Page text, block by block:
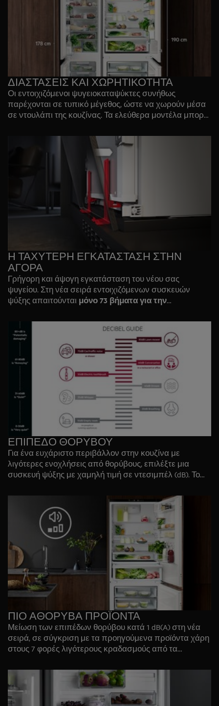
επάνω ή στο κάτω μέρος.
– κρύβεται πίσω από κάποιο ντουλάπι
για να ταιριάζει με το ντιζάιν της κουζίνας. Επιλέξτε
ψυγειοκαταψύκτη ή ξεχωριστή μονάδα ψυγείου και
κατάψυξης. Οι διαστάσεις μπορεί να ποικίλλουν.
ΔΙΑΣΤΑΣΕΙΣ ΚΑΙ ΧΩΡΗΤΙΚΟΤΗΤΑ
Οι εντοιχιζόμενοι ψυγειοκαταψύκτες συνήθως
παρέχονται σε τυπικό μέγεθος, ώστε να χωρούν μέσα
σε ντουλάπι της κουζίνας. Τα ελεύθερα μοντέλα μπορεί
ειδικά μεγέθη μας κυμαίνονται από60 έως 75 εκ. σε
έως 190 εκ. σε ύψος, όπως ο
ψυγειοκαταψύκτης MaxiSpace που παρέχει
περισσότερη χωρητικότητα
διαθέσιμες στις σελίδες προϊόντων μας.
Η ΤΑΧΥΤΕΡΗ ΕΓΚΑΤΑΣΤΑΣΗ ΣΤΗΝ
ΑΓΟΡΑ
Γρήγορη και άψογη εγκατάσταση του νέου σας
ψυγείου. Στη νέα σειρά εντοιχιζόμενων συσκευών
ψύξης απαιτούνται μόνο 73 βήματα για την
έχει μικρότερο πλάτος, για να διασφαλίζεται ότι το
ψυγείο μπορεί να εγκατασταθεί χωρίς να έρχεται σε
σύγκρουση με τη γύρω επίπλωση. Η νέα εντοιχιζόμενη
πλατφόρμα παρέχει εγγυημένη εγκατάσταση
ακριβείας, χωρίς να απαιτούνται μετρήσεις. Αυτό
οφείλεται στα παρεχόμενα πρότυπα με καθορισμένες
διαστάσεις που βοηθούν στην τοποθέτηση της
συσκευής με ακρίβεια, για εύκολη και γρήγορη
εγκατάσταση.
ΕΠΙΠΕΔΟ ΘΟΡΥΒΟΥ
Για ένα ευχάριστο περιβάλλον στην κουζίνα με
λιγότερες ενοχλήσεις από θορύβους, επιλέξτε μια
συσκευή ψύξης με χαμηλή τιμή σε ντεσιμπέλ (dB). Το
εξαρτάται από πολλούς παράγοντες, όπως το μέγεθος,
το βάρος, τους κραδασμούς, τους σωλήνες και τον
αεροσυμπιεστή, που μπορεί όλα να διαφέρουν από
μοντέλο σε μοντέλο. Η AEG παρέχει ψυγειοκαταψύκτες
33-35 dB (A).
ΠΙΟ ΑΘΟΡΥΒΑ ΠΡΟΪΟΝΤΑ
Μείωση των επιπέδων θορύβου κατά 1 dB(A) στη νέα
σειρά, σε σύγκριση με τα προηγούμενα προϊόντα χάρη
στους 7 φορές λιγότερους κραδασμούς από τα
για τη μείωση του θορύβου από άποψη αντίληψης.